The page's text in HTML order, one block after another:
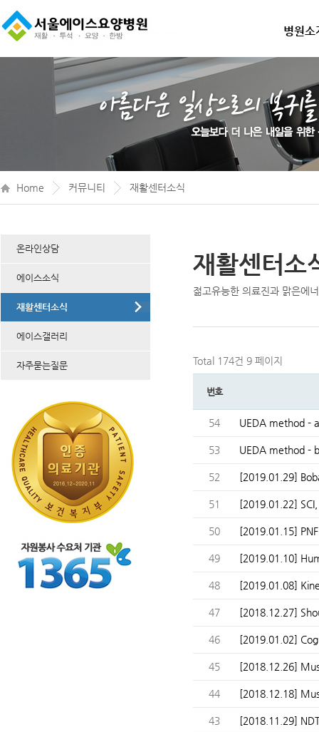
병원소
Home 커뮤니티 재활센터소식
온라인상담
에이스소식
재활센터소식
에이스갤러리
자주묻는질문
재활센터소
젊고유능한 의료진과 맑은에
Total 174건 9 페이지
번호
54 UEDA method -
53 UEDA method -
52 [2019.01.29]
51 [2019.01.22]
50 [2019.01.15]
49 [2019.01.10]
48 [2019.01.08]
47 [2018.12.27]
46 [2019.01.02]
45 [2018.12.26]
44 [2018.12.18]
43 [2018.11.29]